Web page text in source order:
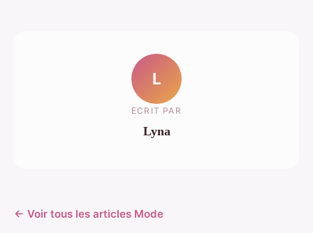
L
ECRIT PAR
Lyna
← Voir tous les articles Mode